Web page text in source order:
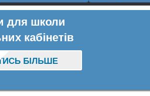
для школи
кабінетів
БІЛЬШЕ